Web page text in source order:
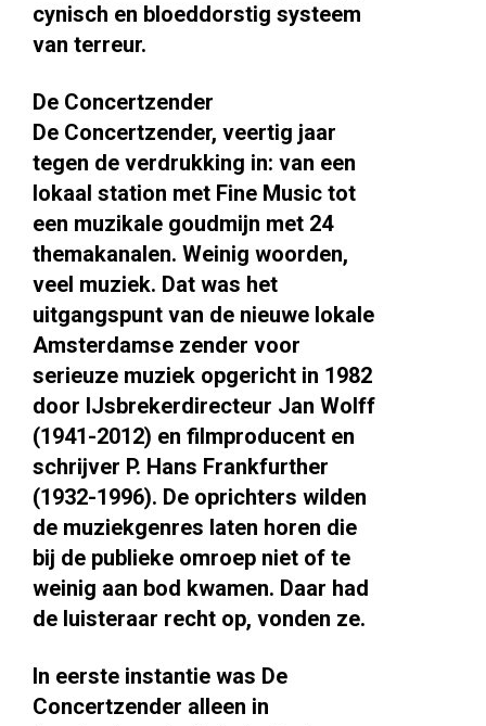
cynisch en bloeddorstig systeem
van terreur.
De Concertzender
De Concertzender, veertig jaar
tegen de verdrukking in: van een
lokaal station met Fine Music tot
een muzikale goudmijn met 24
themakanalen. Weinig woorden,
veel muziek. Dat was het
uitgangspunt van de nieuwe lokale
Amsterdamse zender voor
serieuze muziek opgericht in 1982
door IJsbrekerdirecteur Jan Wolff
(1941-2012) en filmproducent en
schrijver P. Hans Frankfurther
(1932-1996). De oprichters wilden
de muziekgenres laten horen die
bij de publieke omroep niet of te
weinig aan bod kwamen. Daar had
de luisteraar recht op, vonden ze.
In eerste instantie was De
Concertzender alleen in